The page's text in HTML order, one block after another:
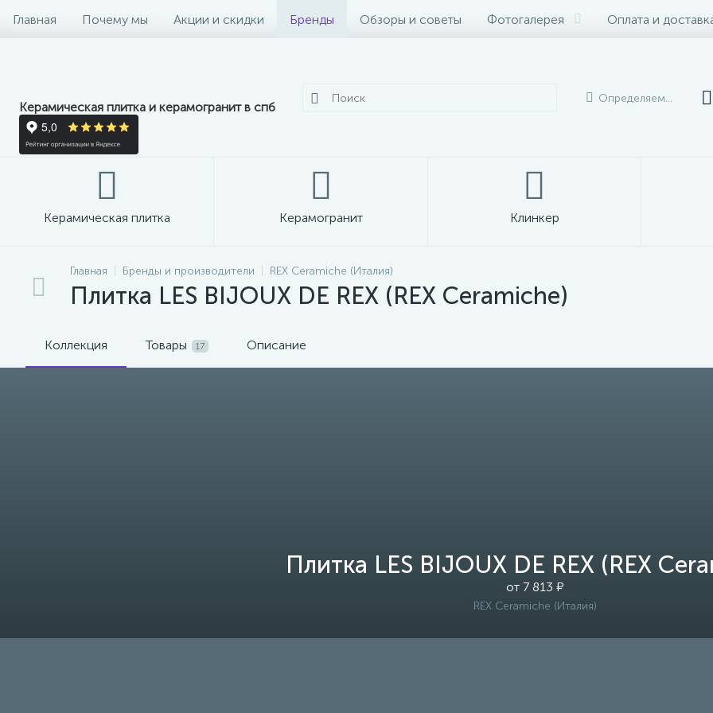
Главная Почему мы Акции и скидки Бренды Обзоры и советы Фотогалерея Оплата и
Керамическая плитка и керамогранит в спб
Определяем...
Керамическая плитка Керамогранит Клинкер
Главная Бренды и производители REX Ceramiche (Италия)
Плитка LES BIJOUX DE REX (REX Ceramiche)
Коллекция Товары 17 Описание
Плитка LES BIJOUX DE REX (REX
от 7 813 ₽
REX Ceramiche (Италия)